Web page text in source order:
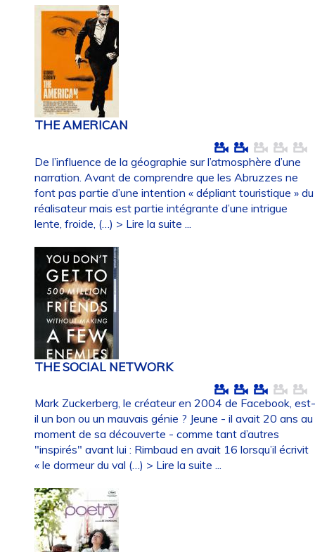
THE AMERICAN
De l’influence de la géographie sur l’atmosphère d’une
narration. Avant de comprendre que les Abruzzes ne
font pas partie d’une intention « dépliant touristique » du
réalisateur mais est partie intégrante d’une intrigue
lente, froide, (…) > Lire la suite ...
THE SOCIAL NETWORK
Mark Zuckerberg, le créateur en 2004 de Facebook,
il un bon ou un mauvais génie ? Jeune - il avait 20 ans au
moment de sa découverte - comme tant d’autres
"inspirés" avant lui : Rimbaud en avait 16 lorsqu’il écrivit
« le dormeur du val (…) > Lire la suite ...